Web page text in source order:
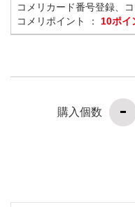
コメリカード番号登録、
コメリポイント ： 10ポイ
購入個数